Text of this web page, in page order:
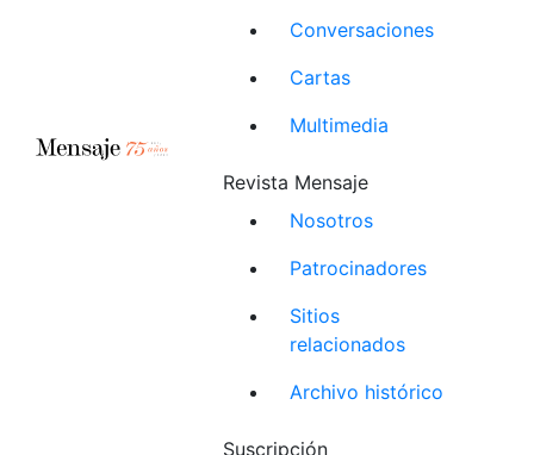
Conversaciones
Cartas
Multimedia
Revista Mensaje
Nosotros
Patrocinadores
Sitios
relacionados
Archivo histórico
Suscripción